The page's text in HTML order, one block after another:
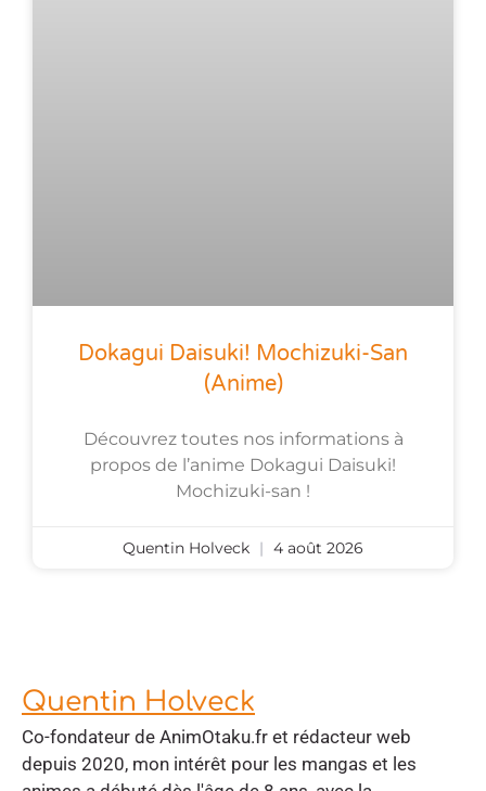
Dokagui Daisuki! Mochizuki-San
(anime)
Découvrez toutes nos informations à
propos de l’anime Dokagui Daisuki!
Mochizuki-san !
Quentin Holveck 4 août 2026
Quentin Holveck
Co-fondateur de AnimOtaku.fr et rédacteur web
depuis 2020, mon intérêt pour les mangas et les